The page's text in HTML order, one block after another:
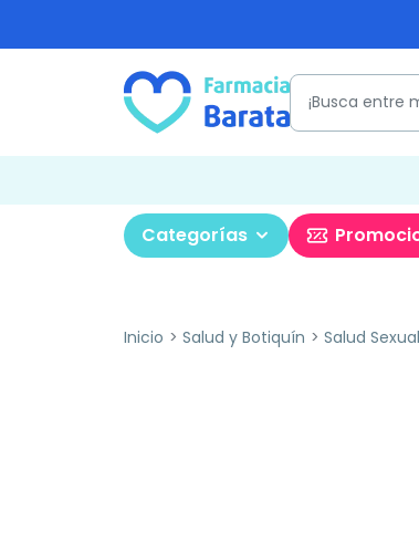
Categorías
Inicio Salud y Botiquín Salud Sexual